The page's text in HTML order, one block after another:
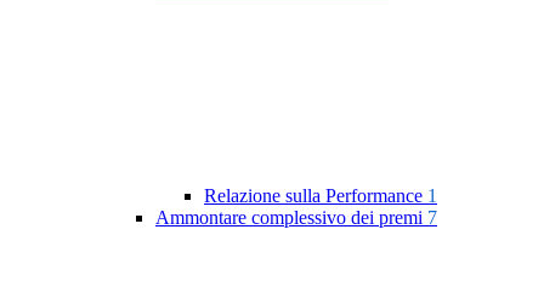
Relazione sulla Performance 1
Ammontare complessivo dei premi 7